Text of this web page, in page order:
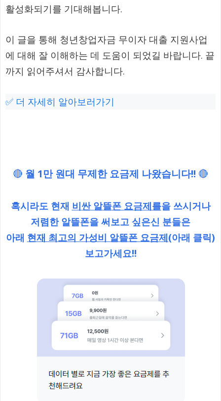
활성화되기를 기대해봅니다.
이 글을 통해 청년창업자금 무이자 대출 지원사업
에 대해 잘 이해하는 데 도움이 되었길 바랍니다. 끝
까지 읽어주셔서 감사합니다.
✅ 더 자세히 알아보러가기
🔴 월 1만 원대 무제한 요금제 나왔습니다!! 🔴
혹시라도 현재 비싼 알뜰폰 요금제를을 쓰시거나
저렴한 알뜰폰을 써보고 싶은신 분들은
아래 현재 최고의 가성비 알뜰폰 요금제(아래 클릭)
보고가세요!!